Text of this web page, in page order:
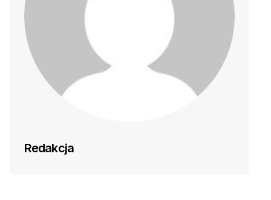
Redakcja